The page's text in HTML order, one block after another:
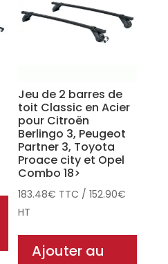
Jeu de 2 barres de
toit Classic en Acier
pour Citroën
Berlingo 3, Peugeot
Partner 3, Toyota
Proace city et Opel
Combo 18>
183.48€ TTC /152.90€
HT
Ajouter au